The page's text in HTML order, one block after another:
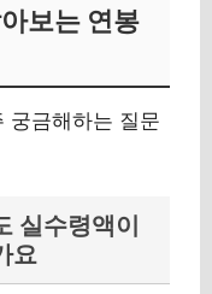
보는 연봉
궁금해하는 질문
실수령액이
요